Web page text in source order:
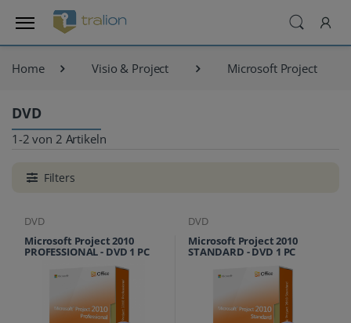
Home Visio & Project Microsoft Project
DVD
1-2 von 2 Artikeln
Filters
DVD
Microsoft Project 2010
PROFESSIONAL - DVD 1 PC
DVD
Microsoft Project 2010
STANDARD - DVD 1 PC